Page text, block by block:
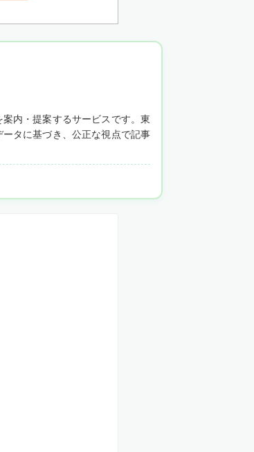
内・提案するサービスです。東
タに基づき、公正な視点で記事